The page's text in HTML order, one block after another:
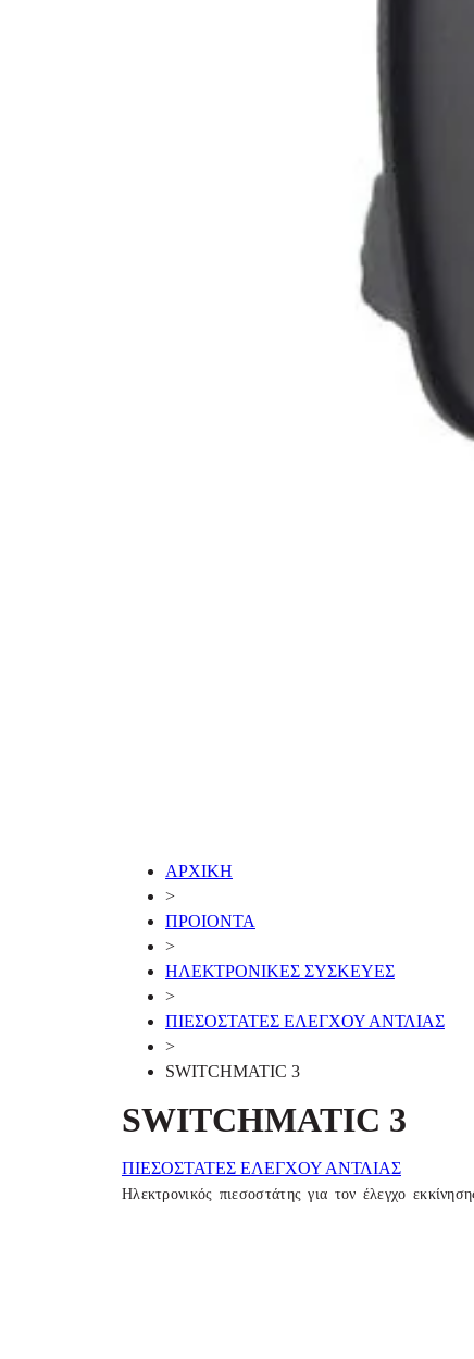
ΑΡΧΙΚΗ
>
ΠΡΟΙΟΝΤΑ
>
ΗΛΕΚΤΡΟΝΙΚΕΣ ΣΥΣΚΕΥΕΣ
>
ΠΙΕΣΟΣΤΑΤΕΣ ΕΛΕΓΧΟΥ ΑΝΤΛΙΑΣ
>
SWITCHMATIC 3
SWITCHMATIC 3
ΠΙΕΣΟΣΤΑΤΕΣ ΕΛΕΓΧΟΥ ΑΝΤΛΙΑΣ
Ηλεκτρονικός πιεσοστάτης για τον έλεγχο